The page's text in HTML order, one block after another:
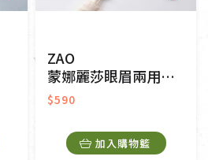
ZAO
蒙娜麗莎眼眉兩用筆#557灰黑
$590
加入購物籃